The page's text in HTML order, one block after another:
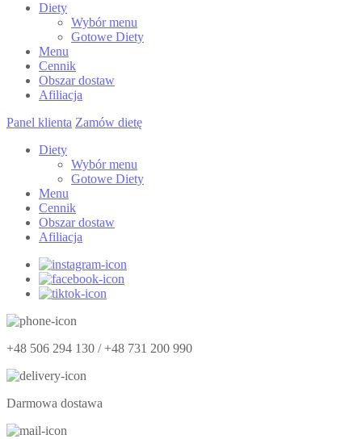
Diety
Wybór menu
Gotowe Diety
Menu
Cennik
Obszar dostaw
Afiliacja
Panel klienta Zamów dietę
Diety
Wybór menu
Gotowe Diety
Menu
Cennik
Obszar dostaw
Afiliacja
+48 506 294 130 / +48 731 200 990
Darmowa dostawa